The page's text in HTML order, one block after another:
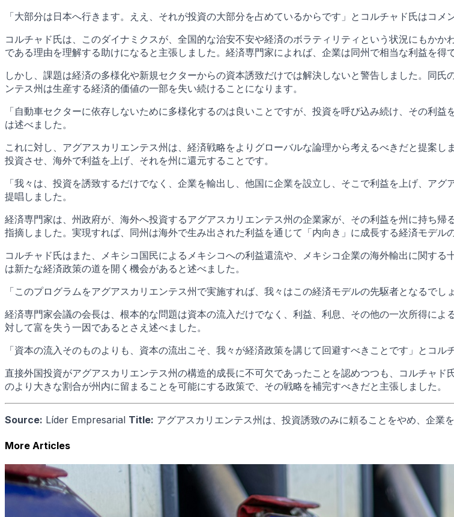
「大部分は日本へ行きます。ええ、それが投資の大部分を占めているからです」とコルチャド氏はコメ
コルチャド氏は、このダイナミクスが、全国的な治安不安や経済のボラティリティという状況にもか
である理由を理解する助けになると主張しました。経済専門家によれば、企業は同州で相当な利益を得
しかし、課題は経済の多様化や新規セクターからの資本誘致だけでは解決しないと警告しました。同
ンテス州は生産する経済的価値の一部を失い続けることになります。
「自動車セクターに依存しないために多様化するのは良いことですが、投資を呼び込み続け、その利
は述べました。
これに対し、アグアスカリエンテス州は、経済戦略をよりグローバルな論理から考えるべきだと提案
投資させ、海外で利益を上げ、それを州に還元することです。
「我々は、投資を誘致するだけでなく、企業を輸出し、他国に企業を設立し、そこで利益を上げ、ア
提唱しました。
経済専門家は、州政府が、海外へ投資するアグアスカリエンテス州の企業家が、その利益を州に持ち
指摘しました。実現すれば、同州は海外で生み出された利益を通じて「内向き」に成長する経済モデル
コルチャド氏はまた、メキシコ国民によるメキシコへの利益還流や、メキシコ企業の海外輸出に関す
は新たな経済政策の道を開く機会があると述べました。
「このプログラムをアグアスカリエンテス州で実施すれば、我々はこの経済モデルの先駆者となるでし
経済専門家会議の会長は、根本的な問題は資本の流入だけでなく、利益、利息、その他の一次所得に
対して富を失う一因であるとさえ述べました。
「資本の流入そのものよりも、資本の流出こそ、我々が経済政策を講じて回避すべきことです」とコル
直接外国投資がアグアスカリエンテス州の構造的成長に不可欠であったことを認めつつも、コルチャ
のより大きな割合が州内に留まることを可能にする政策で、その戦略を補完すべきだと主張しました。
Source: Líder Empresarial Title: アグアスカリエンテス州は、投資誘致のみに頼ることをやめ、企業
More Articles